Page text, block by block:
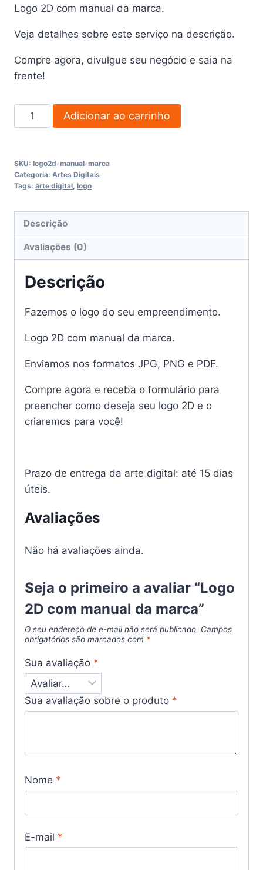
original
era:
R$850,00.
atual
é:
R$750,00.
Logo 2D com manual da marca.
Veja detalhes sobre este serviço na descrição.
Compre agora, divulgue seu negócio e saia na
frente!
Logo
2D
manual
da
marca
Adicionar ao carrinho
SKU: logo2d-manual-marca
Categoria: Artes Digitais
Tags: arte digital logo
Descrição
Avaliações (0)
Descrição
Fazemos o logo do seu empreendimento.
Logo 2D com manual da marca.
Enviamos nos formatos JPG, PNG e PDF.
Compre agora e receba o formulário para
preencher como deseja seu logo 2D e o
criaremos para você!
Prazo de entrega da arte digital: até 15 dias
úteis.
Avaliações
Não há avaliações ainda.
Seja o primeiro a avaliar “Logo
2D com manual da marca”
O seu endereço de e-mail não será publicado. Campos
obrigatórios são marcados com *
Sua avaliação *
Sua avaliação sobre o produto *
Nome *
E-mail *